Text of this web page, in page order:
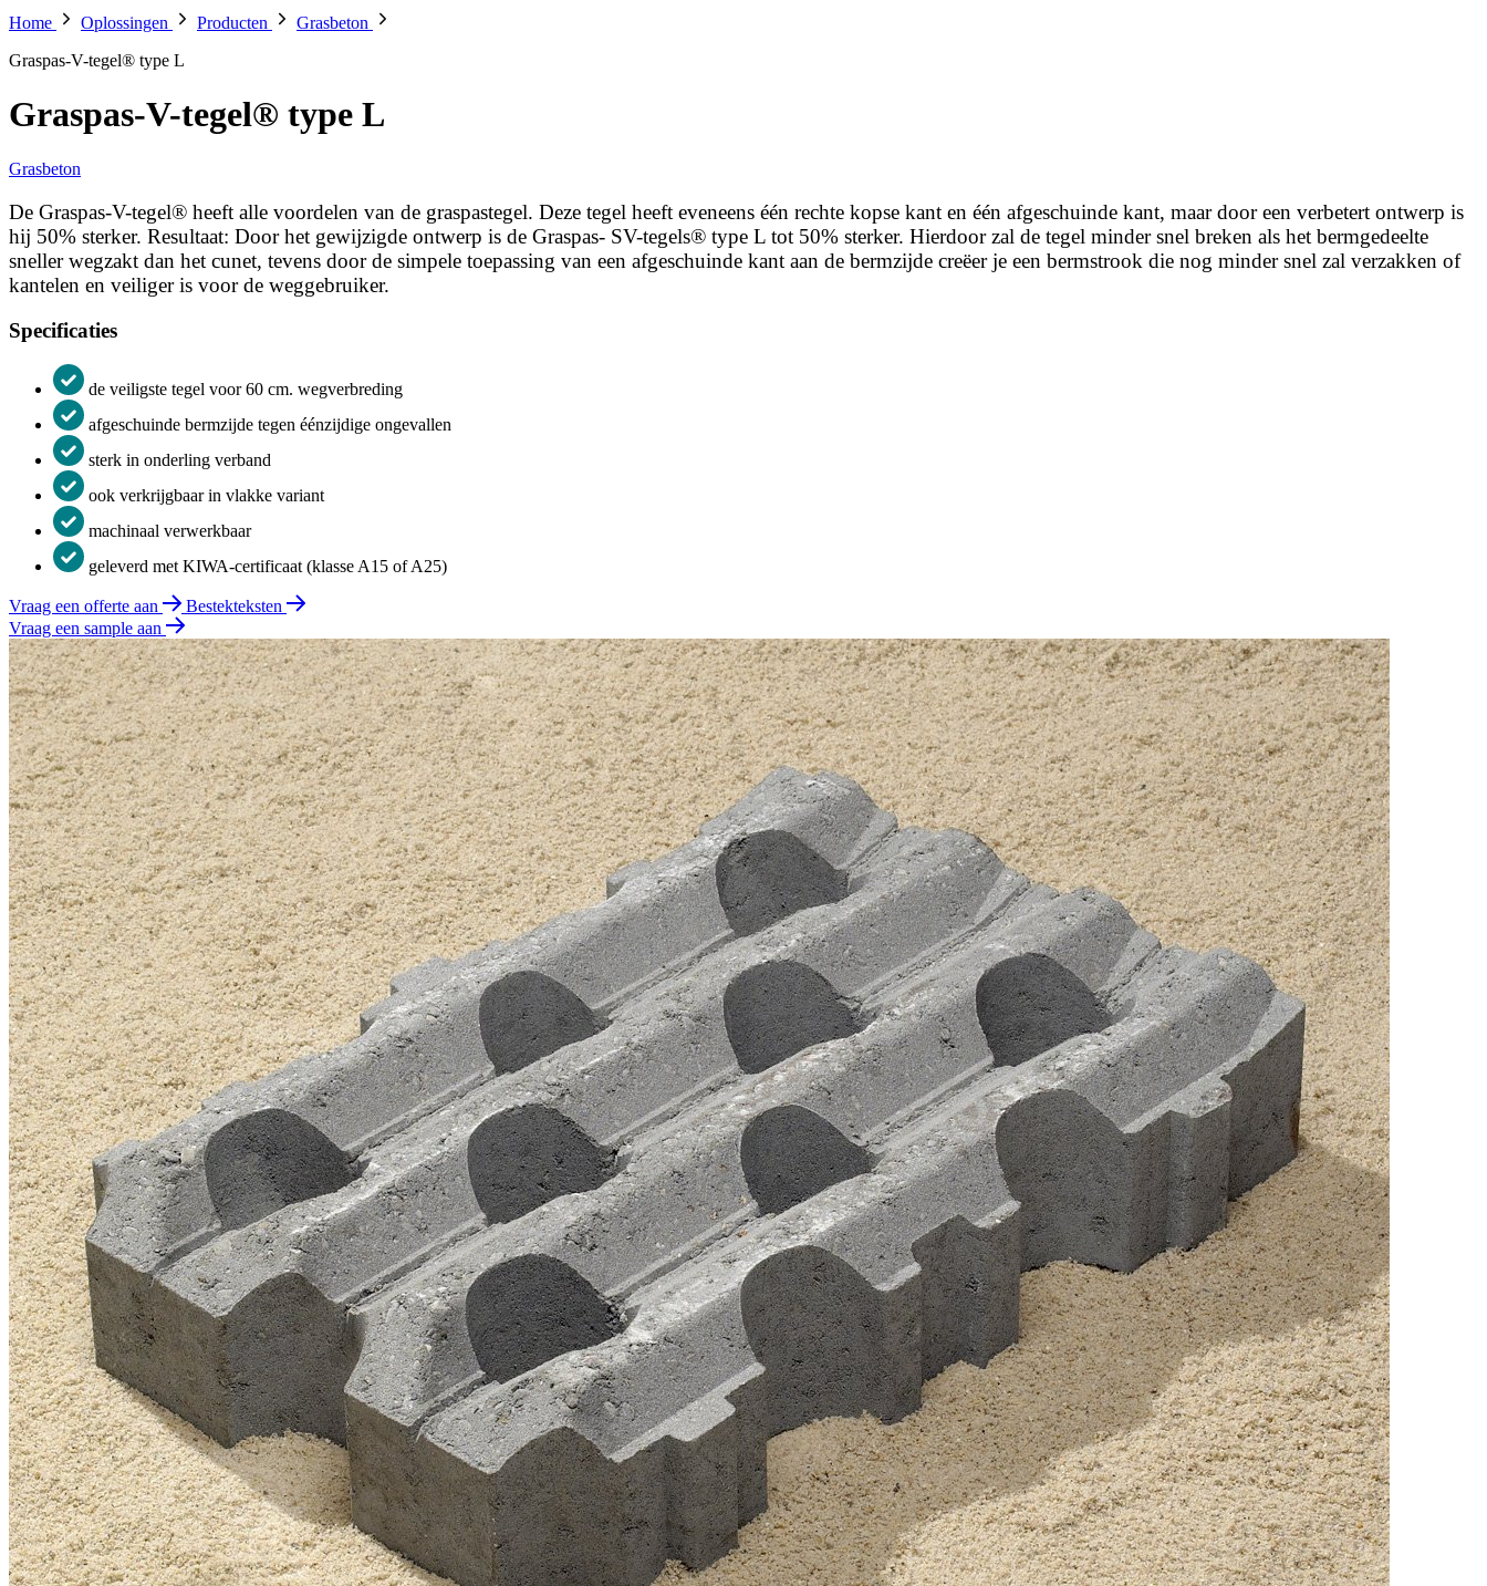
Home Oplossingen Producten
Grasbeton
Graspas-V-tegel® type L
Graspas-V-tegel® type L
Grasbeton
De Graspas-V-tegel® heeft alle voordelen van de graspastegel. Deze tegel heeft eveneens één rechte kopse kant en één afgeschuinde kant, maar door een verbetert ontwerp is
hij 50% sterker. Resultaat: Door het gewijzigde ontwerp is de Graspas- SV-tegels® type L tot 50% sterker. Hierdoor zal de tegel minder snel breken als het bermgedeelte
sneller wegzakt dan het cunet, tevens door de simpele toepassing van een afgeschuinde kant aan de bermzijde creëer je een bermstrook die nog minder snel zal verzakken of
kantelen en veiliger is voor de weggebruiker.
Specificaties
de veiligste tegel voor 60 cm. wegverbreding
afgeschuinde bermzijde tegen éénzijdige ongevallen
sterk in onderling verband
ook verkrijgbaar in vlakke variant
machinaal verwerkbaar
geleverd met KIWA-certificaat (klasse A15 of A25)
Vraag een offerte aan
Bestekteksten
Vraag een sample aan